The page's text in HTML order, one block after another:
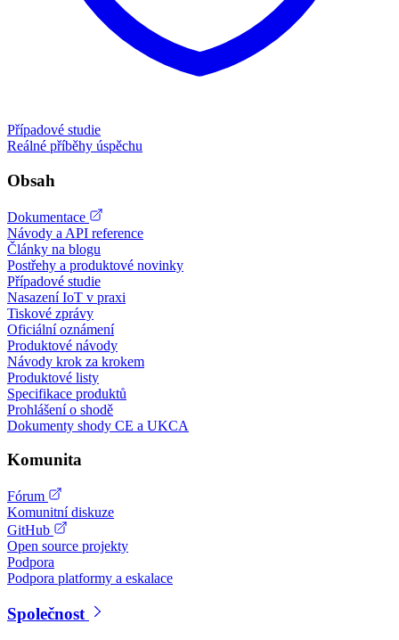
Případové studie
Reálné příběhy úspěchu
Obsah
Dokumentace
Návody a API reference
Články na blogu
Postřehy a produktové novinky
Případové studie
Nasazení IoT v praxi
Tiskové zprávy
Oficiální oznámení
Produktové návody
Návody krok za krokem
Produktové listy
Specifikace produktů
Prohlášení o shodě
Dokumenty shody CE a UKCA
Komunita
Fórum
Komunitní diskuze
GitHub
Open source projekty
Podpora
Podpora platformy a eskalace
Společnost